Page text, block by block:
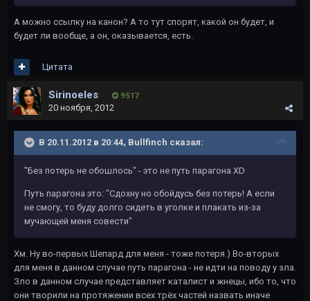
А можно ссылку на канон? А то тут спорят, какой он будет, и
будет ли вообще, а он, оказывается, есть.
Цитата
Sirinoeles 9 517
20 ноября, 2012
В 20.11.2012 в 20:44, Bullfinch сказал:
"Без потерь не обошлось" - это не путь парагона XD
Путь парагона это: "Сдохну но обойдусь без потерь! А если
не смогу, то буду долго сидеть в уголке и плакать из-за
мучающей меня совести"
Хм. Ну во-первых Шепард для меня - тоже потеря.) Во-вторых
для меня в данном случае путь парагона - не идти на поводу у зла.
Зло в данном случае представляет каталист и жнецы, ибо то, что
они творили на протяжении всех трёх частей назвать иначе